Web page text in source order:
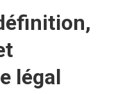
légal